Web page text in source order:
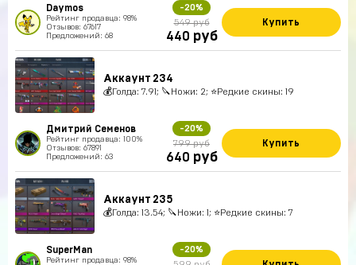
Daymos
Рейтинг продавца: 98%
Отзывов: 67617
Предложений: 68
-20%
549 руб
440 руб
Купить
Аккаунт 234
💰Голда: 7.91; 🔪Ножи: 2; ⭐️Редкие скины: 19
Дмитрий Семенов
Рейтинг продавца: 100%
Отзывов: 67891
Предложений: 63
-20%
799 руб
640 руб
Купить
Аккаунт 235
💰Голда: 13.54; 🔪Ножи: 1; ⭐️Редкие скины: 7
SuperMan
Рейтинг продавца: 98%
-20%